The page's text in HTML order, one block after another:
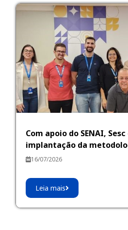
Com apoio do SENAI,
implantação da
16/07/2026
Leia mais